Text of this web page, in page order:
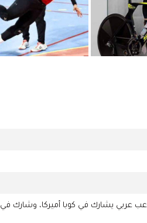
كأس العالم 3 مرات، مثل النادي كأول لاعب عربي يشارك في كوبا أميركا، وشارك في